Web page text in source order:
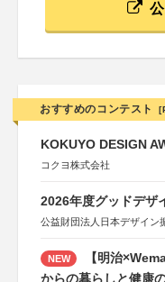
おすすめのコンテスト
KOKUYO DESIGN
コクヨ株式会社
2026年度グッドデザ
公益財団法人日本デザイン
NEW
【明治
からの暮らしと健康